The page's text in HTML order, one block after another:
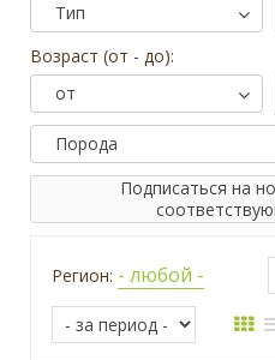
Тип
Возраст (от - до):
от
Порода
Подписаться на
Регион: - любой -